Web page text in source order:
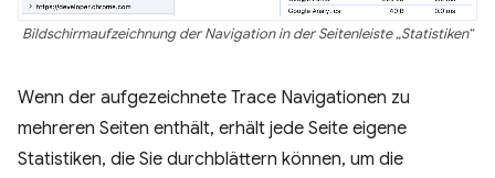
Bildschirmaufzeichnung der Navigation in der Seitenleiste „Statistiken“
Wenn der aufgezeichnete Trace Navigationen zu
mehreren Seiten enthält, erhält jede Seite eigene
Statistiken, die Sie durchblättern können, um die